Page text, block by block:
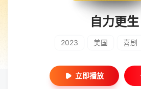
自力更生
2023 美国 喜剧
立即播放